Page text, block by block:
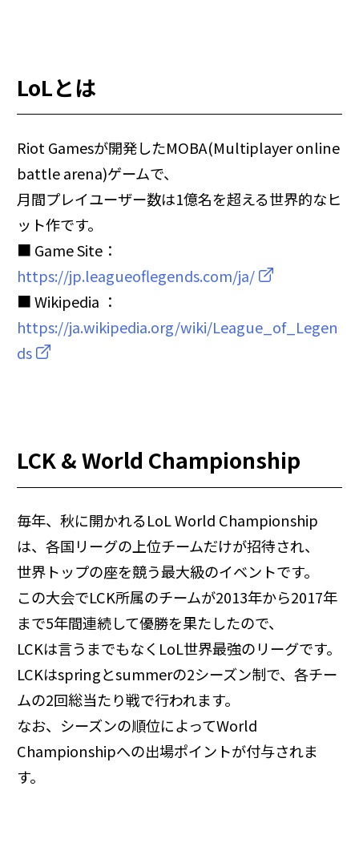
LoLとは
Riot Gamesが開発したMOBA(Multiplayer online
battle arena)ゲームで、
月間プレイユーザー数は1億名を超える世界的なヒ
ット作です。
■ Game Site：
https://jp.leagueoflegends.com/ja/
■ Wikipedia ：
https://ja.wikipedia.org/wiki/League_of_Legen
ds
LCK & World Championship
毎年、秋に開かれるLoL World Championship
は、各国リーグの上位チームだけが招待され、
世界トップの座を競う最大級のイベントです。
この大会でLCK所属のチームが2013年から2017年
まで5年間連続して優勝を果たしたので、
LCKは言うまでもなくLoL世界最強のリーグです。
LCKはspringとsummerの2シーズン制で、各チー
ムの2回総当たり戦で行われます。
なお、シーズンの順位によってWorld
Championshipへの出場ポイントが付与されま
す。